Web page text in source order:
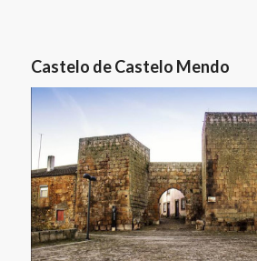
Castelo de Castelo Mendo